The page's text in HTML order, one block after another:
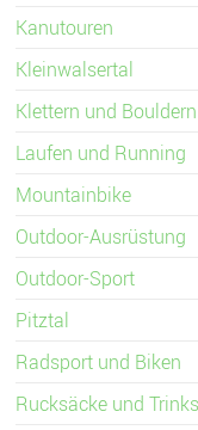
Kanutouren
Kleinwalsertal
Klettern und Bouldern
Laufen und Running
Mountainbike
Outdoor-Ausrüstung
Outdoor-Sport
Pitztal
Radsport und Biken
Rucksäcke und